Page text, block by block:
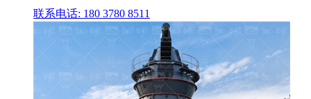
联系电话: 180 3780 8511